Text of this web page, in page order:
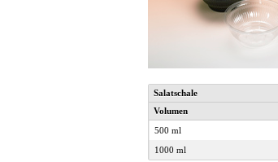
Salatschale
Volumen
500 ml
1000 ml